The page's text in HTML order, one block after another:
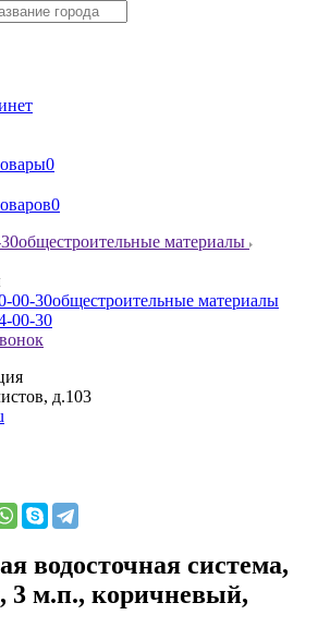
0
0
общестроительные материалы
00-30общестроительные материалы
00-30
д.103
водосточная система,
3 м.п., коричневый,